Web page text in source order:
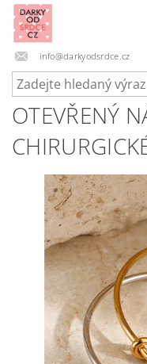
info@darkyodsrdce.cz
OTEVŘENÝ